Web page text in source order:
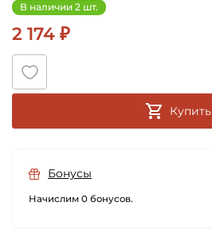
В наличии 2 шт.
2 174 ₽
Купить
Бонусы
Начислим 0 бонусов.